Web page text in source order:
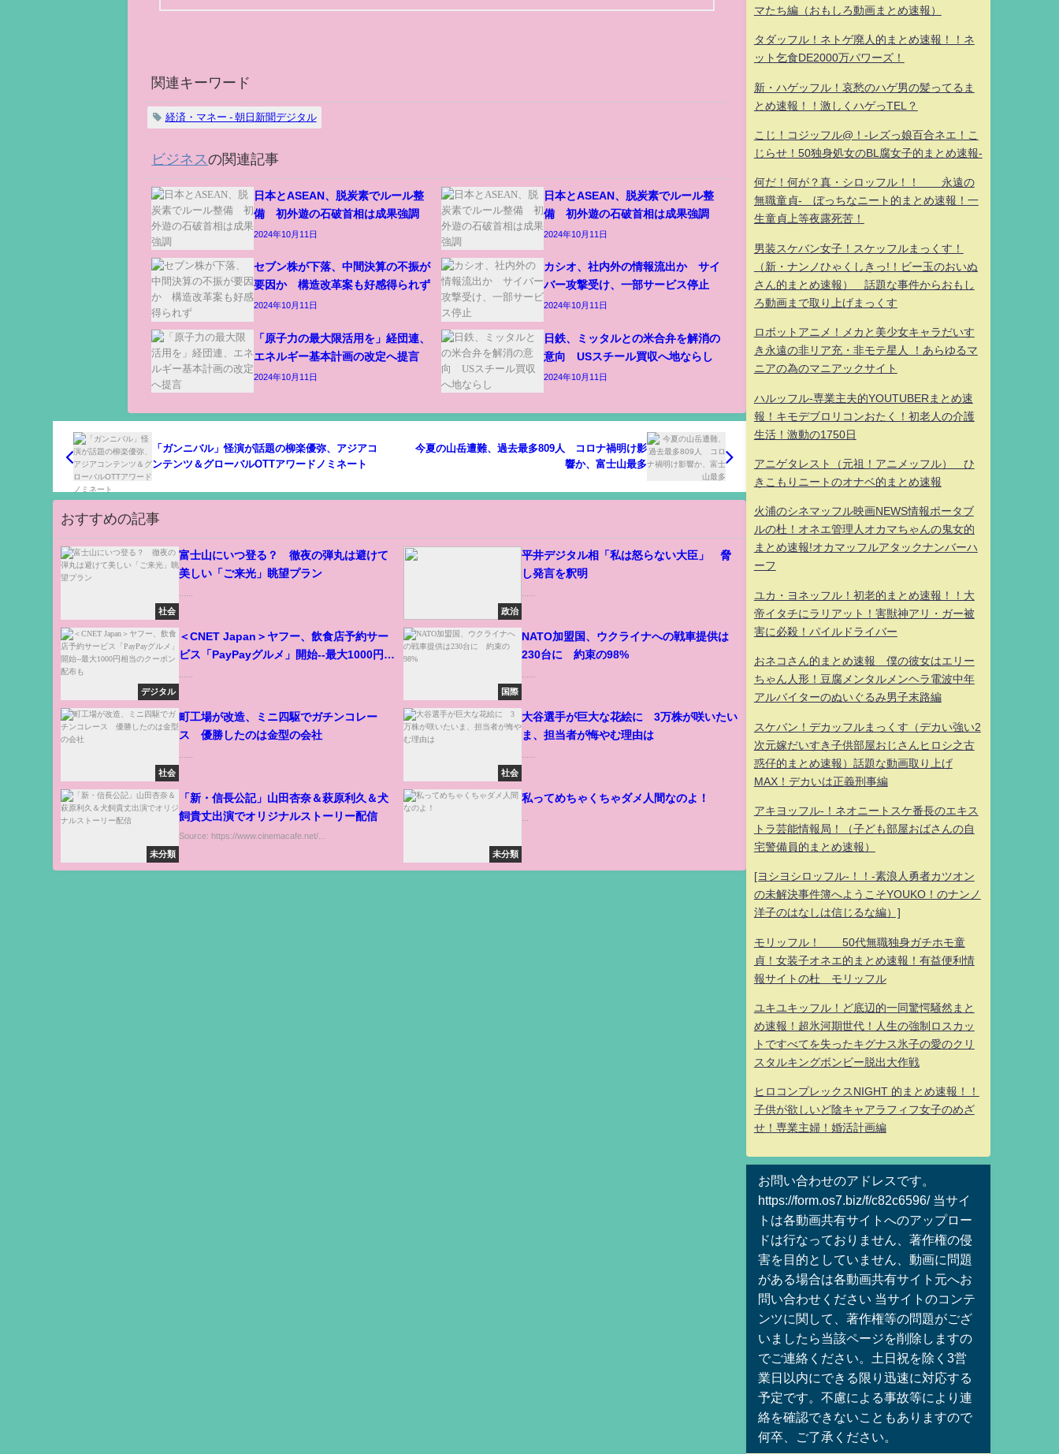
関連キーワード
経済・マネー - 朝日新聞デジタル
ビジネスの関連記事
日本とASEAN、脱炭素でルール整
備 初外遊の石破首相は成果強調
2024年10月11日
日本とASEAN、脱炭素でルール整
備 初外遊の石破首相は成果強調
2024年10月11日
セブン株が下落、中間決算の不振が
要因か 構造改革案も好感得られず
2024年10月11日
カシオ、社内外の情報流出か サイ
バー攻撃受け、一部サービス停止
2024年10月11日
「原子力の最大限活用を」経団連、
エネルギー基本計画の改定へ提言
2024年10月11日
日鉄、ミッタルとの米合弁を解消の
意向 USスチール買収へ地ならし
2024年10月11日
「ガンニバル」怪演が話題の柳楽優弥、アジアコ
ンテンツ＆グローバルOTTアワードノミネート
今夏の山岳遭難、過去最多809人 コロナ禍明け影
響か、富士山最多
おすすめの記事
社会
富士山にいつ登る？ 徹夜の弾丸は避けて
美しい「ご来光」眺望プラン
政治
平井デジタル相「私は怒らない大臣」 脅
し発言を釈明
デジタル
＜CNET Japan＞ヤフー、飲食店予約サー
ビス「PayPayグルメ」開始--最大1000円相
国際
NATO加盟国、ウクライナへの戦車提供は
230台に 約束の98%
社会
町工場が改造、ミニ四駆でガチンコレー
ス 優勝したのは金型の会社
社会
大谷選手が巨大な花絵に 3万株が咲いたい
ま、担当者が悔やむ理由は
未分類
「新・信長公記」山田杏奈＆萩原利久＆犬
飼貴丈出演でオリジナルストーリー配信
Source: https://www.cinemacafe.net/...
未分類
私ってめちゃくちゃダメ人間なのよ！
マたち編（おもしろ動画まとめ速報）
タダッフル！ネトゲ廃人的まとめ速報！！ネ
ット乞食DE2000万パワーズ！
新・ハゲッフル！哀愁のハゲ男の髪ってるま
とめ速報！！激しくハゲっTEL？
こじ！コジッフル@！-レズっ娘百合ネエ！こ
じらせ！50独身処女のBL腐女子的まとめ速報-
何だ！何が？真・シロッフル！！ 永遠の
無職童貞- ぼっちなニート的まとめ速報！一
生童貞上等夜露死苦！
男装スケバン女子！スケッフルまっくす！
（新・ナンノひゃくしきっ!！ビー玉のおいぬ
さん的まとめ速報） 話題な事件からおもし
ろ動画まで取り上げまっくす
ロボットアニメ！メカと美少女キャラだいす
き永遠の非リア充・非モテ星人 ！あらゆるマ
ニアの為のマニアックサイト
ハルッフル-専業主夫的YOUTUBERまとめ速
報！キモデブロリコンおたく！初老人の介護
生活！激動の1750日
アニゲタレスト（元祖！アニメッフル） ひ
きこもりニートのオナベ的まとめ速報
火浦のシネマッフル映画NEWS情報ポータブ
ルの杜！オネエ管理人オカマちゃんの鬼女的
まとめ速報!オカマッフルアタックナンバーハ
ーフ
ユカ・ヨネッフル！初老的まとめ速報！！大
帝イタチにラリアット！害獣神アリ・ガー被
害に必殺！パイルドライバー
おネコさん的まとめ速報 僕の彼女はエリー
ちゃん人形！豆腐メンタルメンヘラ電波中年
アルバイターのぬいぐるみ男子末路編
スケバン！デカッフルまっくす（デカい強い2
次元嫁だいすき子供部屋おじさんヒロシ之古
惑仔的まとめ速報）話題な動画取り上げ
MAX！デカいは正義刑事編
アキヨッフル-！ネオニートスケ番長のエキス
トラ芸能情報局！（子ども部屋おばさんの自
宅警備員的まとめ速報）
[ヨシヨシロッフル-！！-素浪人勇者カツオン
の未解決事件簿へようこそYOUKO！のナンノ
洋子のはなしは信じるな編）]
モリッフル！ 50代無職独身ガチホモ童
貞！女装子オネエ的まとめ速報！有益便利情
報サイトの杜 モリッフル
ユキユキッフル！ど底辺的一同驚愕騒然まと
め速報！超氷河期世代！人生の強制ロスカッ
トですべてを失ったキグナス氷子の愛のクリ
スタルキングボンビー脱出大作戦
ヒロコンプレックスNIGHT 的まとめ速報！！
子供が欲しいど陰キャアラフィフ女子のめざ
せ！専業主婦！婚活計画編
お問い合わせのアドレスです。
https://form.os7.biz/f/c82c6596/ 当サイ
トは各動画共有サイトへのアップロー
ドは行なっておりません、著作権の侵
害を目的としていません、動画に問題
がある場合は各動画共有サイト元へお
問い合わせください 当サイトのコンテ
ンツに関して、著作権等の問題がござ
いましたら当該ページを削除しますの
でご連絡ください。土日祝を除く3営
業日以内にできる限り迅速に対応する
予定です。不慮による事故等により連
絡を確認できないこともありますので
何卒、ご了承ください。